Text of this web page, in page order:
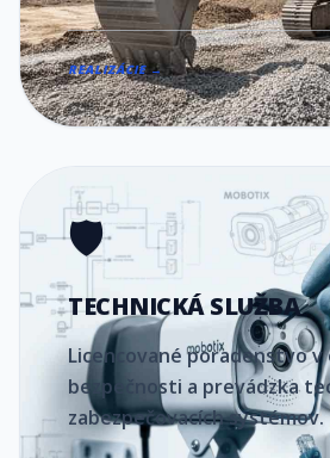
REALIZÁCIE →
🛡️
TECHNICKÁ SLUŽBA
Licencované poradenstvo v
bezpečnosti a prevádzka
zabezpečovacích systémov.